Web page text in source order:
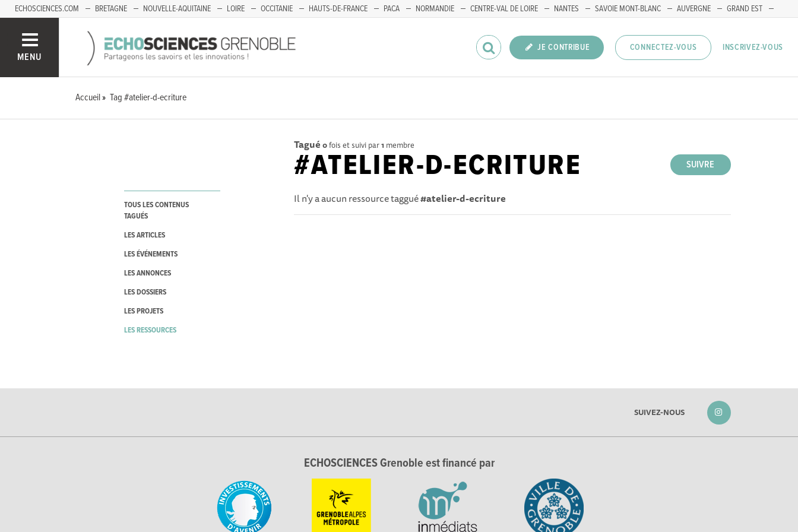
ECHOSCIENCES.COM BRETAGNE NOUVELLE-AQUITAINE LOIRE OCCITANIE HAUTS-DE-FRANCE PACA NORMANDIE CENTRE-VAL DE LOIRE NANTES SAVOIE MONT-BLANC AUVERGNE
GRAND EST
MENU
JE CONTRIBUE CONNECTEZ-VOUS INSCRIVEZ-VOUS
Accueil Tag #atelier-d-ecriture
TOUS LES CONTENUS
TAGUÉS
LES ARTICLES
LES ÉVÉNEMENTS
LES ANNONCES
LES DOSSIERS
LES PROJETS
LES RESSOURCES
Tagué 0fois et suivi par1 membre
SUIVRE
#ATELIER-D-ECRITURE
Il n'y a aucun ressource taggué#atelier-d-ecriture
SUIVEZ-NOUS
ECHOSCIENCES Grenoble est financé par